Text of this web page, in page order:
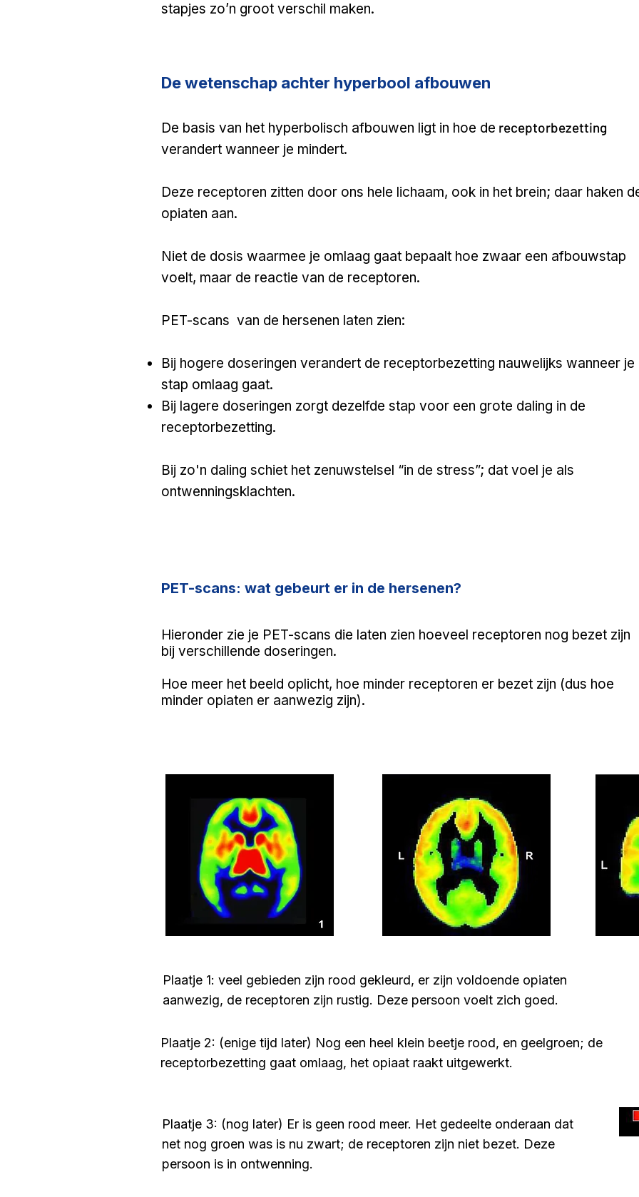
stapjes zo’n groot verschil maken.
De wetenschap achter hyperbool afbouwen
De basis van het hyperbolisch afbouwen ligt in hoe de receptorbezetting
verandert wanneer je mindert.
Deze receptoren zitten door ons hele lichaam, ook in het brein; daar haken
opiaten aan.
Niet de dosis waarmee je omlaag gaat bepaalt hoe zwaar een afbouwstap
voelt, maar de reactie van de receptoren.
PET-scans van de hersenen laten zien:
Bij hogere doseringen verandert de receptorbezetting nauwelijks wanneer je
stap omlaag gaat.
Bij lagere doseringen zorgt dezelfde stap voor een grote daling in de
receptorbezetting.
Bij zo'n daling schiet het zenuwstelsel “in de stress”; dat voel je als
ontwenningsklachten.
PET-scans: wat gebeurt er in de hersenen?
Hieronder zie je PET-scans die laten zien hoeveel receptoren nog bezet zijn
bij verschillende doseringen.
Hoe meer het beeld oplicht, hoe minder receptoren er bezet zijn (dus hoe
minder opiaten er aanwezig zijn).
Plaatje 1: veel gebieden zijn rood gekleurd, er zijn voldoende opiaten
aanwezig, de receptoren zijn rustig. Deze persoon voelt zich goed.
Plaatje 2: (enige tijd later) Nog een heel klein beetje rood, en geelgroen; de
receptorbezetting gaat omlaag, het opiaat raakt uitgewerkt.
​Plaatje 3: (nog later) Er is geen rood meer. Het gedeelte onderaan dat
net nog groen was is nu zwart; de receptoren zijn niet bezet. Deze
persoon is in ontwenning.